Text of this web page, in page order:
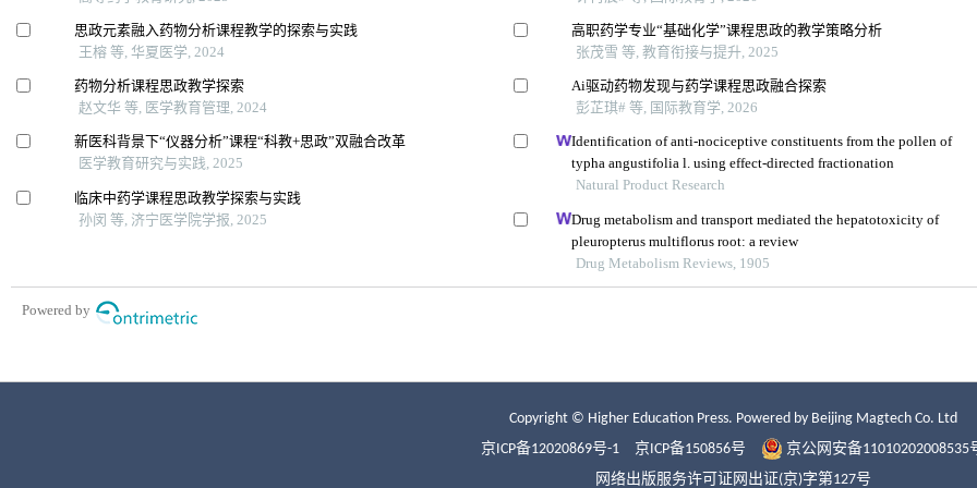
Copyright © Higher Education Press. Powered by Beijing Magtech Co. Ltd
京ICP备12020869号-1
京ICP备150856号
京公网安备11010202008535
网络出版服务许可证网出证(京)字第127号